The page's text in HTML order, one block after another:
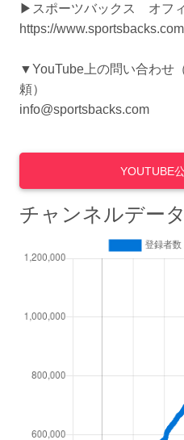
▶︎スポーツバックス オフ
https://www.sportsbacks.com
▼YouTube上の問い合わせ
頼）
info@sportsbacks.com
YOUTUBE
チャンネルデー